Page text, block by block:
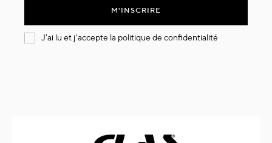
M'INSCRIRE
J'ai lu et j'accepte la politique de confidentialité